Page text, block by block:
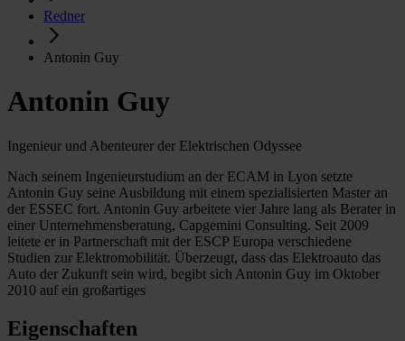
Redner
Antonin Guy
Antonin Guy
Ingenieur und Abenteurer der Elektrischen Odyssee
Nach seinem Ingenieurstudium an der ECAM in Lyon setzte
Antonin Guy seine Ausbildung mit einem spezialisierten Master an
der ESSEC fort. Antonin Guy arbeitete vier Jahre lang als Berater in
einer Unternehmensberatung, Capgemini Consulting. Seit 2009
leitete er in Partnerschaft mit der ESCP Europa verschiedene
Studien zur Elektromobilität. Überzeugt, dass das Elektroauto das
Auto der Zukunft sein wird, begibt sich Antonin Guy im Oktober
2010 auf ein großartiges
Eigenschaften